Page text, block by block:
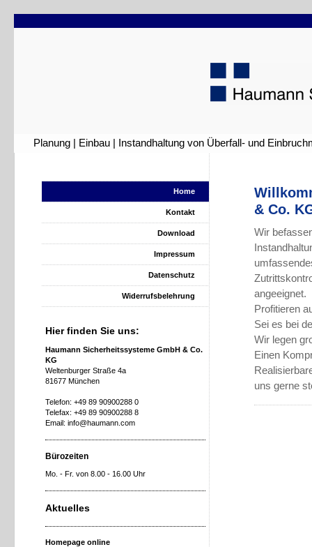
Planung | Einbau | Instandhaltung von Überfall- und
& Co.
Wir
angeeignet.
Profitieren
Sei es bei
Wir legen
Einen
uns gerne
Home
Kontakt
Download
Impressum
Datenschutz
Widerrufsbelehrung
Hier finden Sie uns:
Haumann Sicherheitssysteme GmbH & Co.
KG
Weltenburger Straße 4a
81677 München
Telefon: +49 89 90900288 0
Telefax: +49 89 90900288 8
Email: info@haumann.com
Bürozeiten
Mo. - Fr. von 8.00 - 16.00 Uhr
Aktuelles
Homepage online